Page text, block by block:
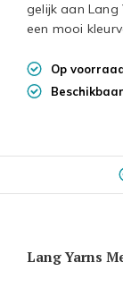
gelijk aan Lang
een mooi
Op
Lang Yarns